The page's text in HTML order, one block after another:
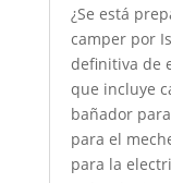
¿Se está
camper por
definitiva de
que incluye
bañador
para el
para la